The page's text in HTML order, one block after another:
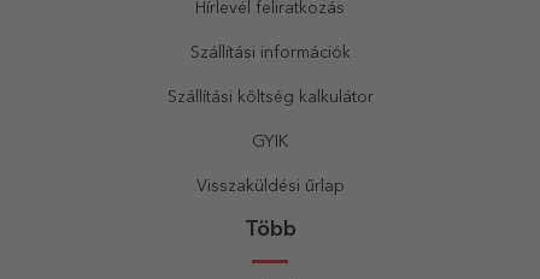
Hírlevél feliratkozás
Szállítási információk
Szállítási költség kalkulátor
GYIK
Visszaküldési űrlap
Több